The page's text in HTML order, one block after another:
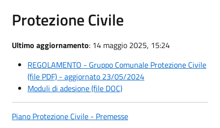
Protezione Civile
Ultimo aggiornamento: 14 maggio 2025, 15:24
REGOLAMENTO - Gruppo Comunale Protezione Civile
(file PDF) - aggiornato 23/05/2024
Moduli di adesione (file DOC)
Piano Protezione Civile - Premesse